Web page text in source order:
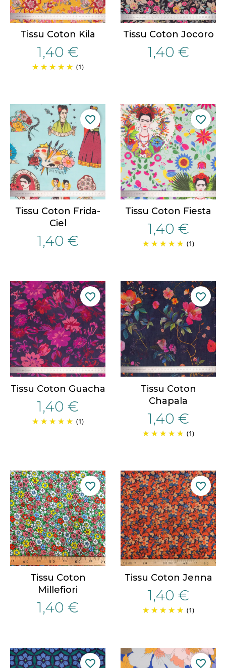
Tissu Coton Kila
1,40 €
(1)
Tissu Coton Jocoro
1,40 €
Tissu Coton Frida-
Ciel
1,40 €
favorite_border
Tissu Coton Fiesta
1,40 €
(1)
favorite_border
Tissu Coton Guacha
1,40 €
(1)
favorite_border
Tissu Coton
Chapala
1,40 €
(1)
favorite_border
Tissu Coton
Millefiori
1,40 €
favorite_border
Tissu Coton Jenna
1,40 €
(1)
favorite_border
favorite_border favorite_border